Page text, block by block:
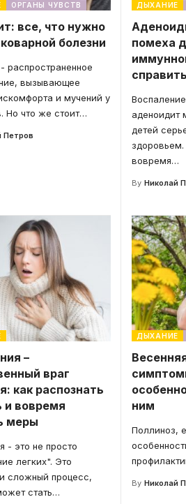
ОРГАНЫ ЧУВСТВ
все, что нужно
болезни
распространенное
вызывающее
и мучений у
Но что же стоит…
Петров
ДЫХАНИЕ
помеха
аденоидит
детей
здоровьем.
вовремя…
By Николай
–
враг
как распознать
и вовремя
меры
- это не просто
легких". Это
сложный процесс,
стать…
ДЫХАНИЕ
ним
Поллиноз,
By Николай